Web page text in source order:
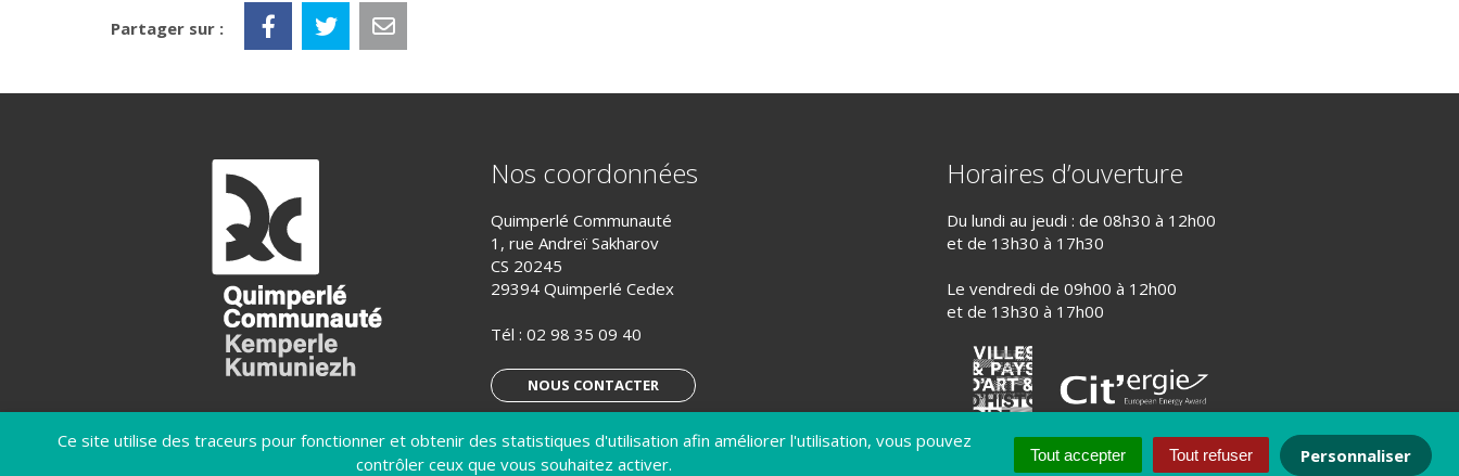
Ce site utilise des traceurs pour fonctionner et obtenir des statistiques d'utilisation afin améliorer l'utilisation, vous pouvez
contrôler ceux que vous souhaitez activer.
Tout accepter Tout refuser Personnaliser
Partager sur :
Nos coordonnées
Quimperlé Communauté
1, rue Andreï Sakharov
CS 20245
29394 Quimperlé Cedex
Tél : 02 98 35 09 40
NOUS CONTACTER
S’ABONNER À LA LETTRE D’INFO
Horaires d’ouverture
Du lundi au jeudi : de 08h30 à 12h00
et de 13h30 à 17h30
Le vendredi de 09h00 à 12h00
et de 13h30 à 17h00